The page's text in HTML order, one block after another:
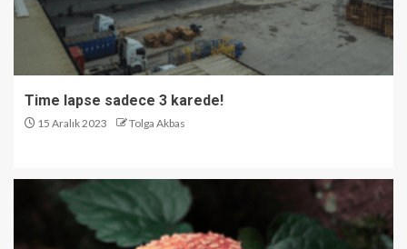
Time lapse sadece 3 karede!
15 Aralık 2023 Tolga Akbas